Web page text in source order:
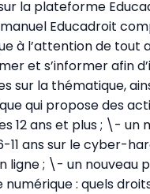
la plateforme
Educadroit
à l’attention de tout
et s’informer afin
sur la thématique,
qui propose des
12 ans et plus ; \- un
11 ans sur le cyber-
ligne ; \- un nouveau
numérique : quels